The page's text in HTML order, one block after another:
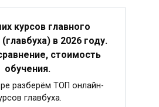
курсов главного
в 2026 году.
стоимость
обучения.
разберём ТОП онлайн-
главбуха.